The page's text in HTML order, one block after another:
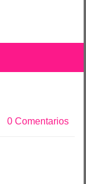
0 Comentarios